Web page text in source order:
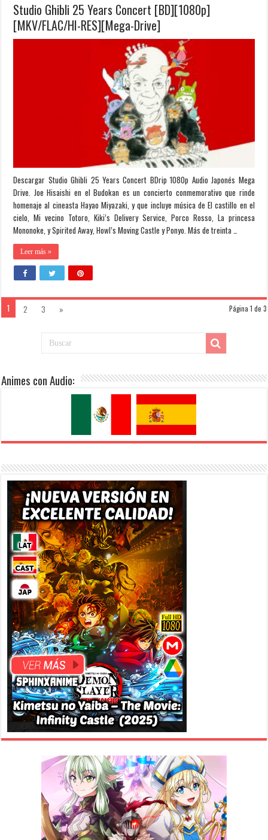
Studio Ghibli 25 Years Concert [BD][1080p]
[MKV/FLAC/HI-RES][Mega-Drive]
Descargar Studio Ghibli 25 Years Concert BDrip 1080p Audio Japonés Mega
Drive. Joe Hisaishi en el Budokan es un concierto conmemorativo que rinde
homenaje al cineasta Hayao Miyazaki, y que incluye música de El castillo en el
cielo, Mi vecino Totoro, Kiki’s Delivery Service, Porco Rosso, La princesa
Mononoke, y Spirited Away, Howl’s Moving Castle y Ponyo. Más de treinta …
Leer más »
Página 1 de 3
1 2 3 »
Animes con Audio: